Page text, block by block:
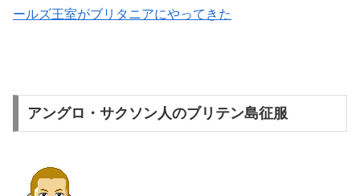
ールズ王室がブリタニアにやってきた
アングロ・サクソン人のブリテン島征服